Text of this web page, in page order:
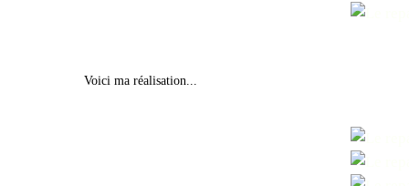
Voici ma réalisation...